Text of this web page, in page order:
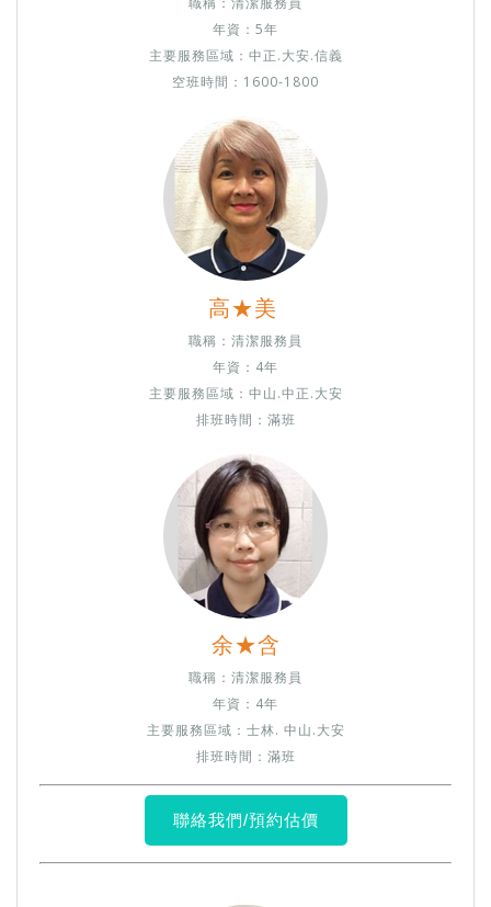
年資：5年
主要服務區域：中正.大安.信義
空班時間：1600-1800
高★美
職稱：清潔服務員
年資：4年
主要服務區域：中山.中正.大安
排班時間：滿班
余★含
職稱：清潔服務員
年資：4年
主要服務區域：士林. 中山.大安
排班時間：滿班
聯絡我們/預約估價